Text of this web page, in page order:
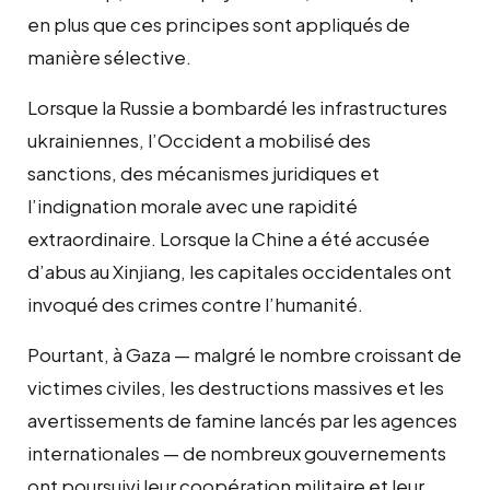
en plus que ces principes sont appliqués de
manière sélective.
Lorsque la Russie a bombardé les infrastructures
ukrainiennes, l’Occident a mobilisé des
sanctions, des mécanismes juridiques et
l’indignation morale avec une rapidité
extraordinaire. Lorsque la Chine a été accusée
d’abus au Xinjiang, les capitales occidentales ont
invoqué des crimes contre l’humanité.
Pourtant, à Gaza — malgré le nombre croissant de
victimes civiles, les destructions massives et les
avertissements de famine lancés par les agences
internationales — de nombreux gouvernements
ont poursuivi leur coopération militaire et leur